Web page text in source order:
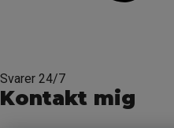
Svarer 24/7
Kontakt mig